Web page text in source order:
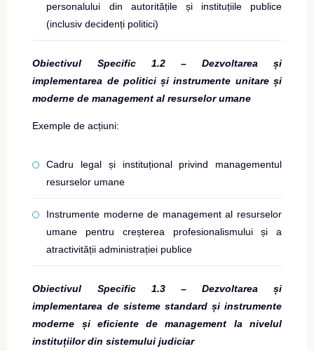
personalului din autoritățile și instituțiile publice
(inclusiv decidenți politici)
Obiectivul Specific 1.2 – Dezvoltarea și
implementarea de politici și instrumente unitare și
moderne de management al resurselor umane
Exemple de acțiuni:
Cadru legal și instituțional privind managementul
resurselor umane
Instrumente moderne de management al resurselor
umane pentru creșterea profesionalismului și a
atractivității administrației publice
Obiectivul Specific 1.3 – Dezvoltarea și
implementarea de sisteme standard și instrumente
moderne și eficiente de management la nivelul
instituțiilor din sistemului judiciar